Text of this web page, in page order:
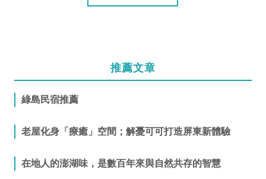
推薦文章
綠島民宿推薦
老屋化身「療癒」空間；解憂可可打造屏東新體驗
在地人的澎湖味，是數百年來與自然共存的智慧